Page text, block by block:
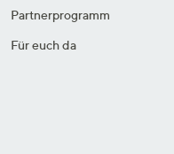
Partnerprogramm
Für euch da